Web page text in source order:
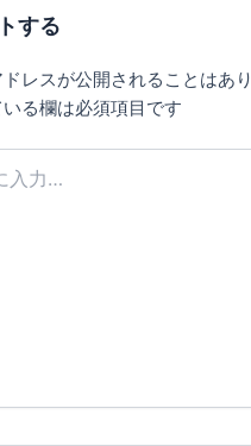
する
レスが公開されることはあり
る欄は必須項目です